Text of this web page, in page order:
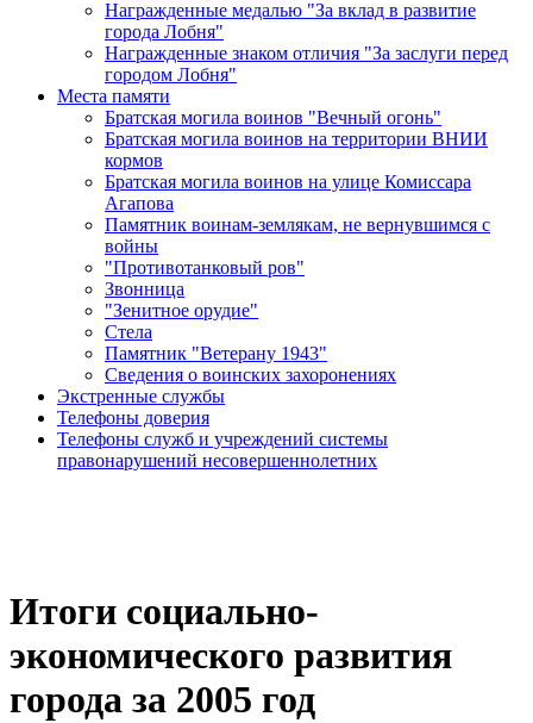
Награжденные медалью "За вклад в развитие
города Лобня"
Награжденные знаком отличия "За заслуги перед
городом Лобня"
Места памяти
Братская могила воинов "Вечный огонь"
Братская могила воинов на территории ВНИИ
кормов
Братская могила воинов на улице Комиссара
Агапова
Памятник воинам-землякам, не вернувшимся с
войны
"Противотанковый ров"
Звонница
"Зенитное орудие"
Cтела
Памятник "Ветерану 1943"
Сведения о воинских захоронениях
Экстренные службы
Телефоны доверия
Телефоны служб и учреждений системы
правонарушений несовершеннолетних
Итоги социально-
экономического развития
города за 2005 год